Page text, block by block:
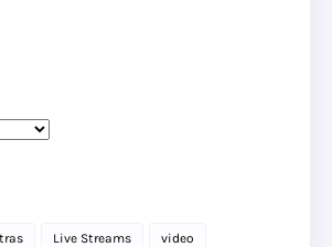
Live Streams video